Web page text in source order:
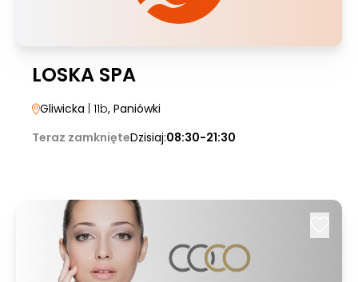
LOSKA SPA
Gliwicka | 11b, Paniówki
Teraz zamknięteDzisiaj:08:30-21:30